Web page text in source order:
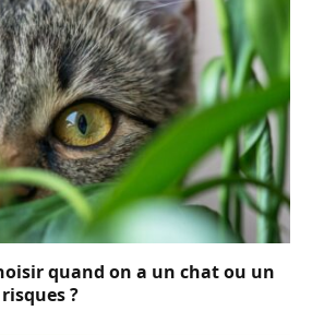
quand on a un chat ou un
?